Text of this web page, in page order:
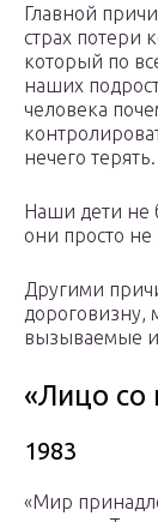
Главной
страх потери
который по
наших
человека
нечего
Наши дети не
они просто не
Другими
дороговизну,
вызываемые
«Лицо
1983
«Мир